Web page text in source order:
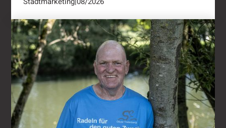
"Oli radelt"...nach Attendorn